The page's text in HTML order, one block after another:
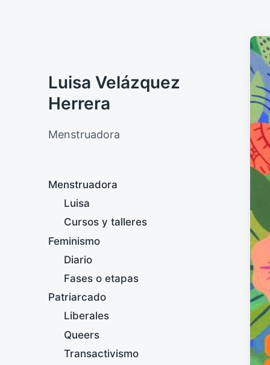
Luisa Velázquez
Herrera
Menstruadora
Menstruadora
Luisa
Cursos y talleres
Feminismo
Diario
Fases o etapas
Patriarcado
Liberales
Queers
Transactivismo